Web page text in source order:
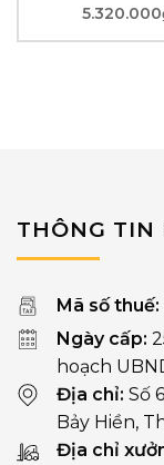
5.320.000
THÔNG TIN
Mã số thuế:
Ngày cấp:
hoạch
Địa chỉ: Số
Bảy Hiền,
Địa chỉ